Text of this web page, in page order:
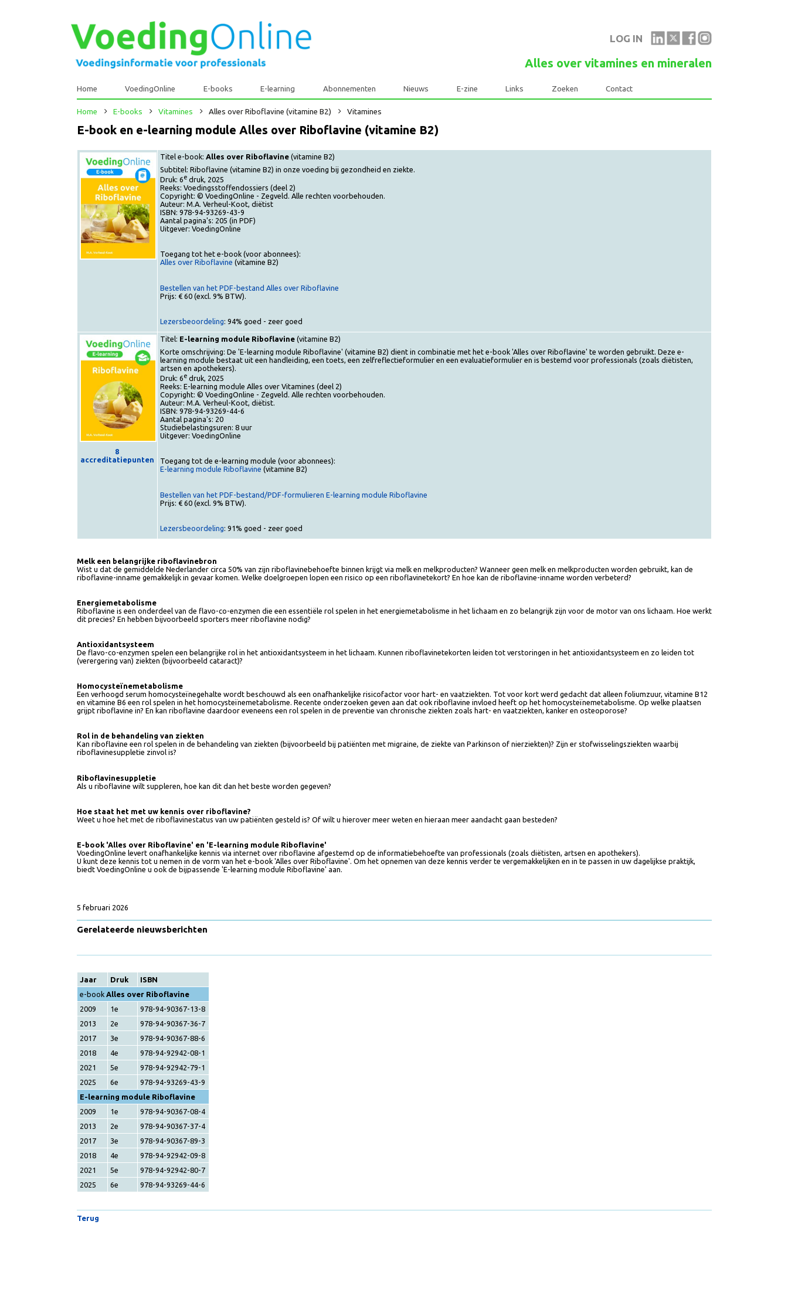
LOG IN
Alles over vitamines en mineralen
Home VoedingOnline E-books E-learning Abonnementen Nieuws Zoeken
Home E-books Vitamines Alles over Riboflavine (vitamine B2) Vitamines
E-book en e-learning module Alles over Riboflavine (vitamine B2)
Titel e-book: Alles over Riboflavine
(vitamine B2)
Subtitel: Riboflavine (vitamine B2) in onze voeding bij gezondheid en ziekte.
Druk: 6edruk, 2025
Reeks: Voedingsstoffendossiers (deel 2)
Copyright: © VoedingOnline - Zegveld. Alle rechten voorbehouden.
Auteur: M.A. Verheul-Koot, diëtist
ISBN: 978-94-93269-43-9
Aantal pagina's: 205 (in PDF)
Toegang tot het e-book (voor abonnees):
Bestellen van het PDF-bestand Alles over Riboflavine
Lezersbeoordeling: 94% goed - zeer goed
Titel:E-learning module Riboflavine(vitamine B2)
Korte omschrijving: De 'E-learning module Riboflavine' (vitamine B2) dient in combinatie met het e-book 'Alles over Riboflavine' te worden gebruikt. Deze e-
learning module bestaat uit een handleiding, een toets, een zelfreflectieformulier en een evaluatieformulier en is bestemd voor professionals (zoals diëtisten,
artsen en apothekers).
Druk: 6edruk, 2025
Reeks: E-learning module Alles over Vitamines (deel 2)
Copyright: © VoedingOnline - Zegveld. Alle rechten voorbehouden.
Auteur: M.A. Verheul-Koot, diëtist.
ISBN: 978-94-93269-44-6
Aantal pagina's: 20
Uitgever: VoedingOnline
E-learning module Riboflavine(vitamine B2)
Prijs: € 60 (excl. 9% BTW).
Wist u dat de gemiddelde Nederlander circa 50% van zijn riboflavinebehoefte binnen krijgt via melk en melkproducten? Wanneer geen melk en melkproducten worden gebruikt, kan de
riboflavine-inname gemakkelijk in gevaar komen. Welke doelgroepen lopen een risico op een riboflavinetekort? En hoe kan de riboflavine-inname worden verbeterd?
Riboflavine is een onderdeel van de flavo-co-enzymen die een essentiële rol spelen in het energiemetabolisme in het lichaam en zo belangrijk zijn voor de motor van ons lichaam. Hoe werkt
dit precies? En hebben bijvoorbeeld sporters meer riboflavine nodig?
De flavo-co-enzymen spelen een belangrijke rol in het antioxidantsysteem in het lichaam. Kunnen riboflavinetekorten leiden tot verstoringen in het antioxidantsysteem en zo leiden tot
(verergering van) ziekten (bijvoorbeeld cataract)?
Een verhoogd serum homocysteïnegehalte wordt beschouwd als een onafhankelijke risicofactor voor hart- en vaatziekten. Tot voor kort werd gedacht dat alleen foliumzuur, vitamine B12
en vitamine B6 een rol spelen in het homocysteïnemetabolisme. Recente onderzoeken geven aan dat ook riboflavine invloed heeft op het homocysteïnemetabolisme. Op welke plaatsen
grijpt riboflavine in? En kan riboflavine daardoor eveneens een rol spelen in de preventie van chronische ziekten zoals hart- en vaatziekten, kanker en osteoporose?
Rol in de behandeling van ziekten
Kan riboflavine een rol spelen in de behandeling van ziekten (bijvoorbeeld bij patiënten met migraine, de ziekte van Parkinson of nierziekten)? Zijn er stofwisselingsziekten waarbij
riboflavinesuppletie zinvol is?
Riboflavinesuppletie
Hoe staat het met uw kennis over riboflavine?
Weet u hoe het met de riboflavinestatus van uw patiënten gesteld is? Of wilt u hierover meer weten en hieraan meer aandacht gaan besteden?
U kunt deze kennis tot u nemen in de vorm van het e-book 'Alles over Riboflavine'. Om het opnemen van deze kennis verder te vergemakkelijken en in te passen in uw dagelijkse praktijk,
5 februari 2026
Gerelateerde nieuwsberichten
Jaar Druk
ISBN
e-bookAlles over Riboflavine
2009
1e
978-94-90367-13-8
2013
2e
978-94-90367-36-7
2017
978-94-90367-88-6
2018
4e
978-94-92942-08-1
2021
5e
978-94-92942-79-1
2025
6e
978-94-93269-43-9
E-learning module Riboflavine
2009
1e
978-94-90367-08-4
2013
2e 978-94-90367-37-4
2018